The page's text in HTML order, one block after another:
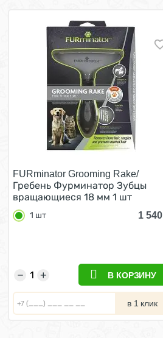
FURminator Grooming Rake/
Гребень Фурминатор Зубцы
вращающиеся 18 мм 1 шт
1 шт 1 540
+
− В КОРЗИНУ
в 1 клик